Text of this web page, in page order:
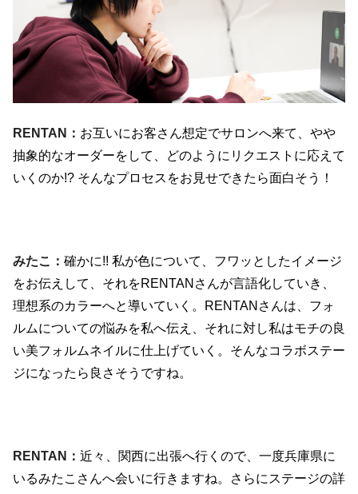
RENTAN： お互いにお客さん想定でサロンへ来て、やや
抽象的なオーダーをして、どのようにリクエストに応えて
いくのか!? そんなプロセスをお見せできたら面白そう！
みたこ： 確かに!! 私が色について、フワッとしたイメージ
をお伝えして、それをRENTAN さんが言語化していき、
理想系のカラーへと導いていく。
RENTAN さんは、フォ
ルムについての悩みを私へ伝え、それに対し私はモチの良
い美フォルムネイルに仕上げていく。そんなコラボステー
ジになったら良さそうですね。
RENTAN： 近々、関西に出張へ行くので、一度兵庫県に
いるみたこさんへ会いに行きますね。さらにステージの詳